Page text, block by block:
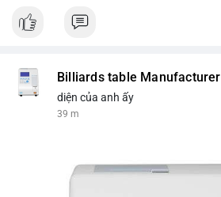
Billiards table Manufacturer
diện của anh ấy
39 m